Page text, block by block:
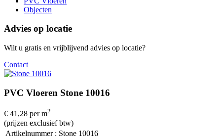
Objecten
Advies op locatie
Wilt u gratis en vrijblijvend advies op locatie?
Contact
PVC Vloeren Stone 10016
€ 41,28 per m2
(prijzen exclusief btw)
Artikelnummer : Stone 10016